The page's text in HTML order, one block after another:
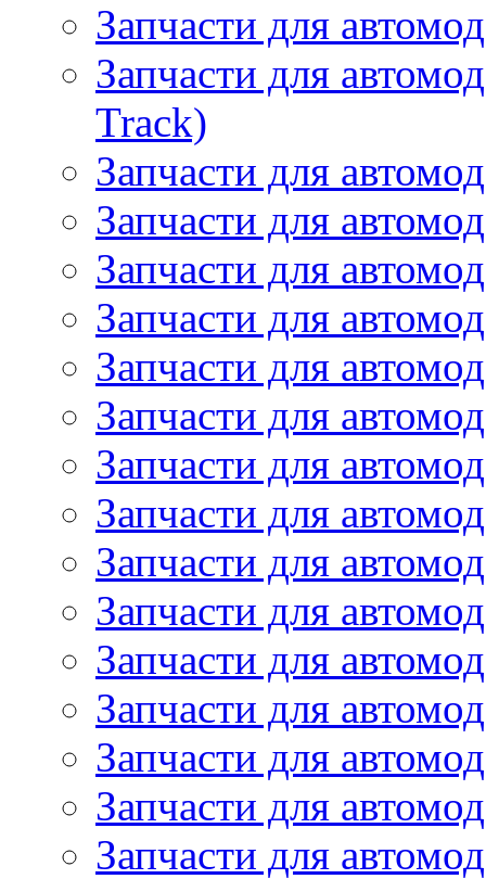
Запчасти для
Запчасти для
Track)
Запчасти для
Запчасти для
Запчасти для
Запчасти для
Запчасти для
Запчасти для
Запчасти для
Запчасти для
Запчасти для
Запчасти для
Запчасти для
Запчасти для
Запчасти для
Запчасти для
Запчасти для